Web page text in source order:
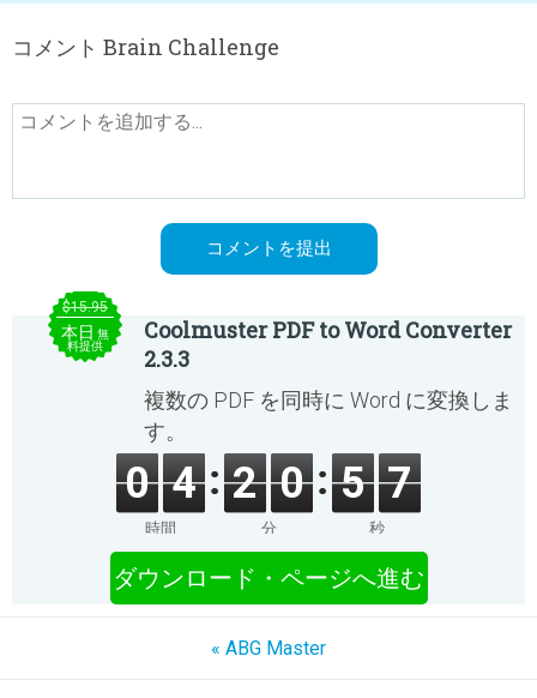
コメント Brain Challenge
$15.95
本日 無
料提供
Coolmuster PDF to Word Converter
2.3.3
複数の PDF を同時に Word に変換しま
す。
0 4
時間
2 0
分
5 7
秒
ダウンロード・ページへ進む
« ABG Master